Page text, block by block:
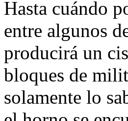
Hasta cuándo
entre algunos
producirá un
bloques de
solamente lo